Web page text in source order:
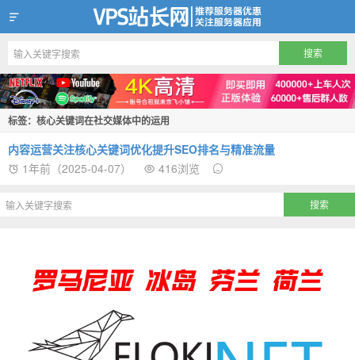
VPS站长网
标签：核心关键词在社交媒体中的运用
内容运营关注核心关键词优化提升SEO排名与精准流量
1年前（2025-04-07）
416浏览